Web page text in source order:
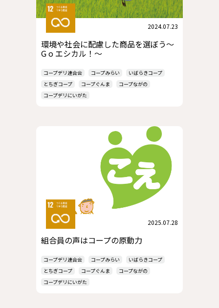
2024.07.23
環境や社会に配慮した商品を選ぼう～
G o エシカル！～
コープデリ連合会 コープみらい
いばらきコープ
とちぎコープ
コープぐんま
コープながの
コープデリにいがた
2025.07.28
組合員の声はコープの原動力
コープデリ連合会 コープみらい
いばらきコープ
とちぎコープ
コープぐんま
コープながの
コープデリにいがた